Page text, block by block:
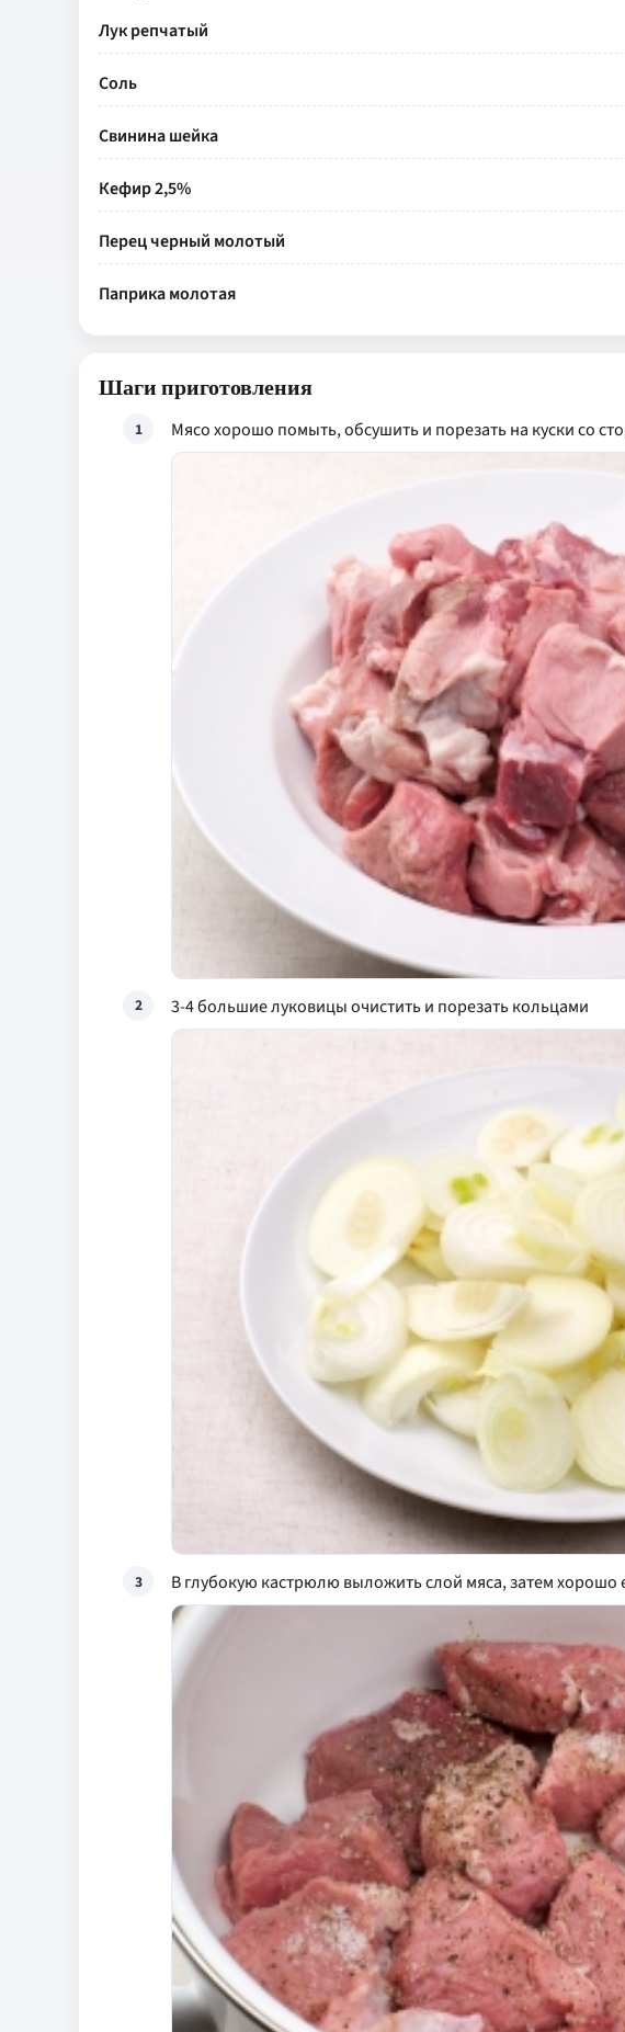
Лук репчатый
Соль
Свинина шейка
Кефир 2,5%
Перец черный молотый
Паприка молотая
Шаги приготовления
1 Мясо хорошо помыть, обсушить и порезать на куски со
2 3-4 большие луковицы очистить и порезать кольцами
3 В глубокую кастрюлю выложить слой мяса, затем хорошо